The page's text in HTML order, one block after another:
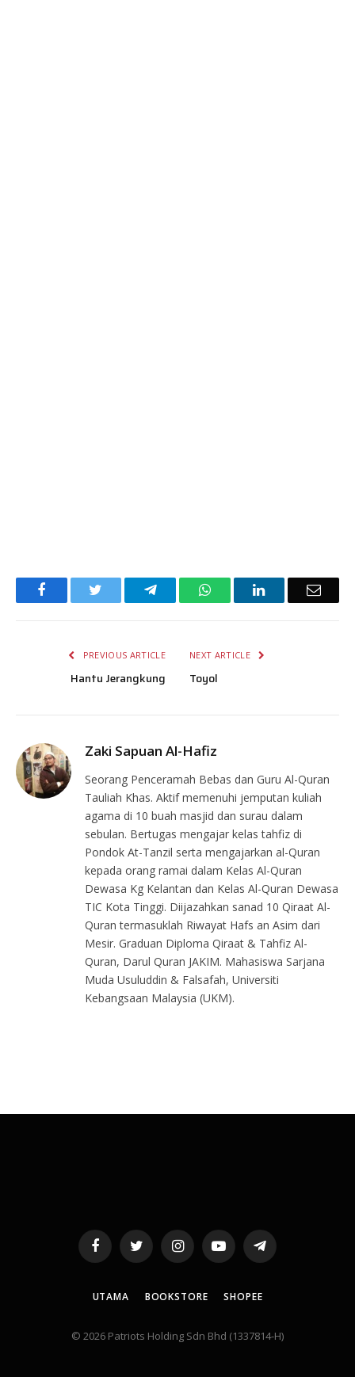
Facebook TelegramWhatsAppLinkedIn Email
PREVIOUS ARTICLE
Hantu Jerangkung
NEXT ARTICLE
Toyol
Zaki Sapuan Al-Hafiz
Seorang Penceramah Bebas dan Guru Al-Quran
Tauliah Khas. Aktif memenuhi jemputan kuliah
agama di 10 buah masjid dan surau dalam
sebulan. Bertugas mengajar kelas tahfiz di
Pondok At-Tanzil serta mengajarkan al-Quran
kepada orang ramai dalam Kelas Al-Quran
Dewasa Kg Kelantan dan Kelas Al-Quran Dewasa
TIC Kota Tinggi. Diijazahkan sanad 10 Qiraat Al-
Quran termasuklah Riwayat Hafs an Asim dari
Mesir. Graduan Diploma Qiraat & Tahfiz Al-
Quran, Darul Quran JAKIM. Mahasiswa Sarjana
Muda Usuluddin & Falsafah, Universiti
Kebangsaan Malaysia (UKM).
FacebookTwitter InstagramYouTubeTelegram
UTAMA BOOKSTORE SHOPEE
© 2026 Patriots Holding Sdn Bhd (1337814-H)